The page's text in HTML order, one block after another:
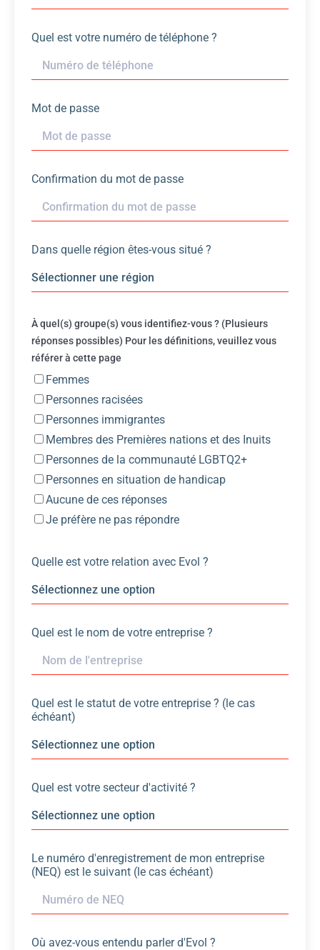
Quel est votre numéro de téléphone ?
Mot de passe
Confirmation du mot de passe
Dans quelle région êtes-vous situé ?
À quel(s) groupe(s) vous identifiez-vous ? (Plusieurs
réponses possibles) Pour les définitions, veuillez vous
référer à cette page
Femmes
Personnes racisées
Personnes immigrantes
Membres des Premières nations et des Inuits
Personnes de la communauté LGBTQ2+
Personnes en situation de handicap
Aucune de ces réponses
Je préfère ne pas répondre
Quelle est votre relation avec Evol ?
Quel est le nom de votre entreprise ?
Quel est le statut de votre entreprise ? (le cas
échéant)
Quel est votre secteur d'activité ?
Le numéro d'enregistrement de mon entreprise
(NEQ) est le suivant (le cas échéant)
Où avez-vous entendu parler d'Evol ?